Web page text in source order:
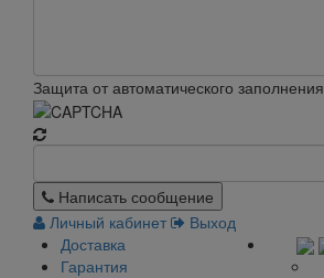
Защита от автоматического заполнения
Написать сообщение
Личный кабинет
Выход
Доставка
Гарантия